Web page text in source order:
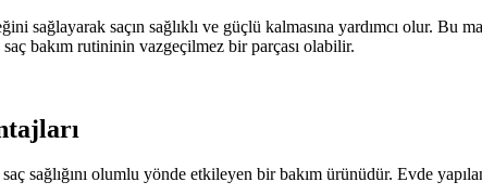
sağlayarak saçın sağlıklı ve güçlü kalmasına yardımcı olur.
bakım rutininin vazgeçilmez bir parçası olabilir.
sağlığını olumlu yönde etkileyen bir bakım ürünüdür. Evde